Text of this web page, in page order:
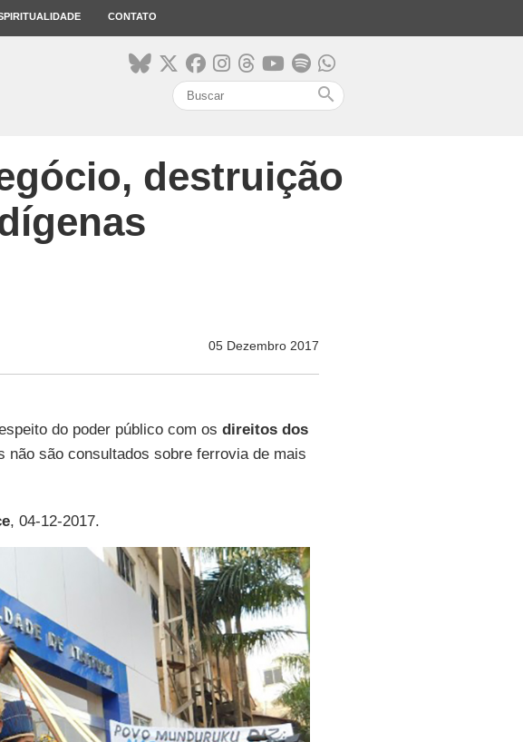
CONTATO
search
destruição
05 Dezembro 2017
do poder público com os direitos dos
não são consultados sobre ferrovia de mais
, 04-12-2017.